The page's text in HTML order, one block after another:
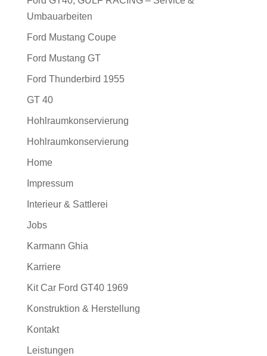
Umbauarbeiten
Ford Mustang Coupe
Ford Mustang GT
Ford Thunderbird 1955
GT 40
Hohlraumkonservierung
Hohlraumkonservierung
Home
Impressum
Interieur & Sattlerei
Jobs
Karmann Ghia
Karriere
Kit Car Ford GT40 1969
Konstruktion & Herstellung
Kontakt
Leistungen